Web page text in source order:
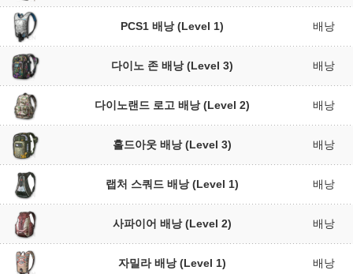
PCS1 배낭 (Level 1) 배낭
다이노 존 배낭 (Level 3) 배낭
다이노랜드 로고 배낭 (Level 2) 배낭
홀드아웃 배낭 (Level 3) 배낭
랩처 스쿼드 배낭 (Level 1) 배낭
사파이어 배낭 (Level 2) 배낭
자밀라 배낭 (Level 1) 배낭